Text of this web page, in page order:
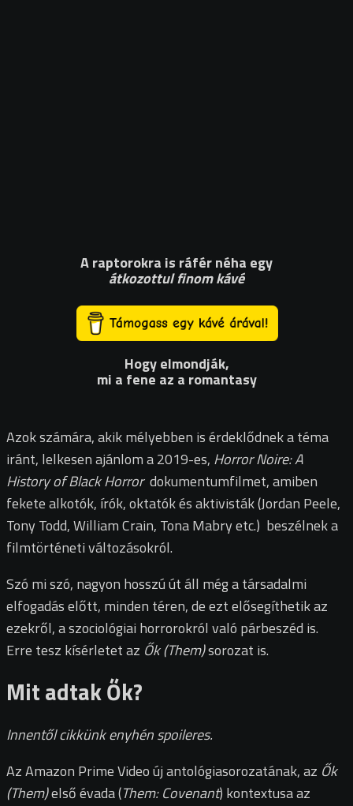
A raptorokra is ráfér néha egy
átkozottul finom kávé
Hogy elmondják,
mi a fene az a romantasy
Azok számára, akik mélyebben is érdeklődnek a téma
iránt, lelkesen ajánlom a 2019-es, Horror Noire: A
History of Black Horrordokumentumfilmet, amiben
fekete alkotók, írók, oktatók és aktivisták (Jordan Peele,
Tony Todd, William Crain, Tona Mabry etc.) beszélnek a
filmtörténeti változásokról.
Szó mi szó, nagyon hosszú út áll még a társadalmi
elfogadás előtt, minden téren, de ezt elősegíthetik az
ezekről, a szociológiai horrorokról való párbeszéd is.
Erre tesz kísérletet az Ők (Them)sorozat is.
Mit adtak Ők?
Innentől cikkünk enyhén spoileres.
Az Amazon Prime Video új antológiasorozatának, az Ők
(Them)első évada (Them: Covenant) kontextusa az